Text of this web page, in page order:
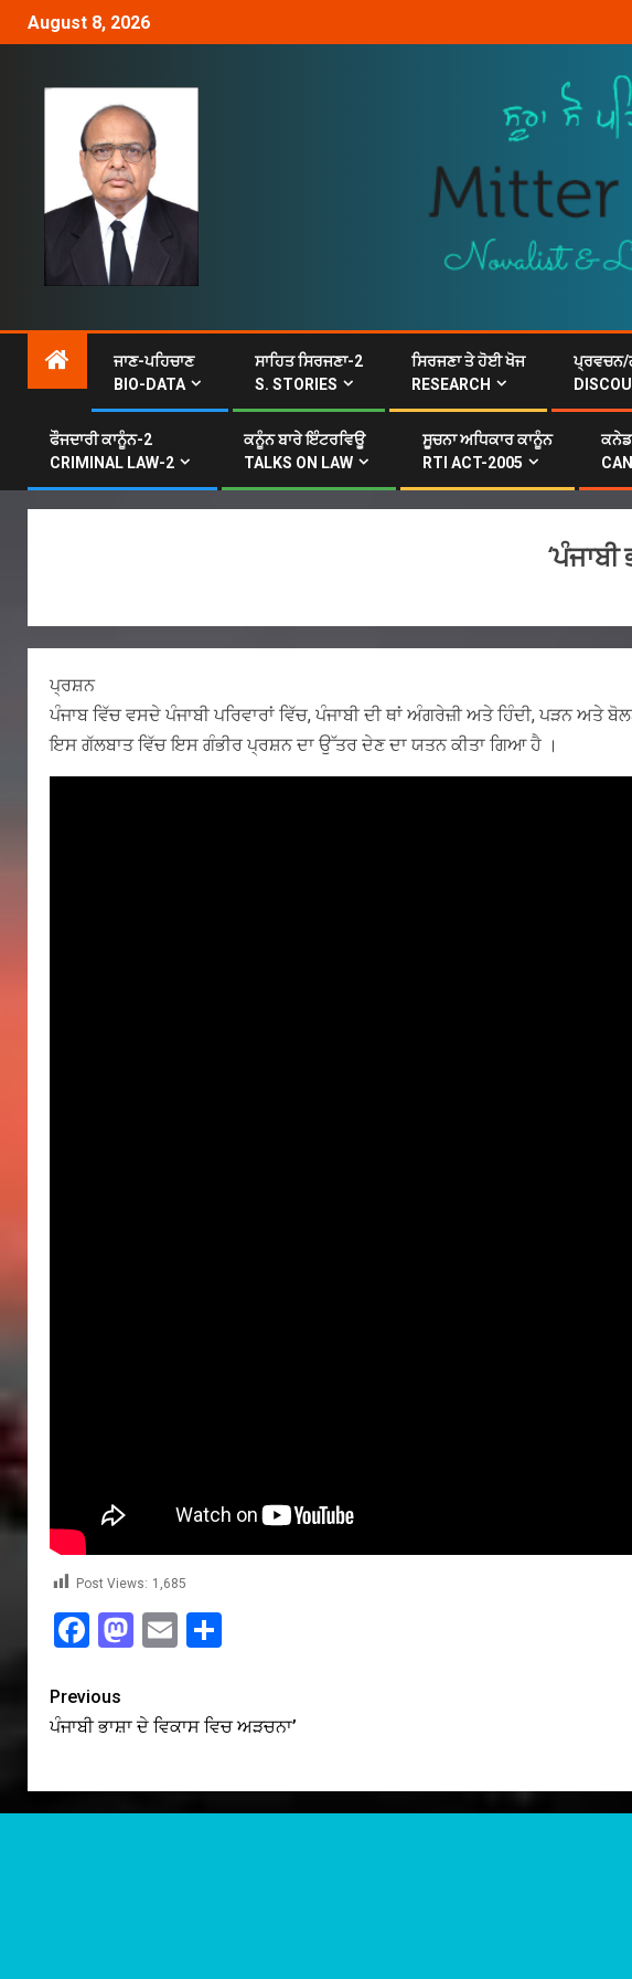
August 8, 2026
ਜਾਣ-ਪਹਿਚਾਣ
BIO-DATA
ਸਾਹਿਤ ਸਿਰਜਣਾ-2
S. STORIES
ਸਿਰਜਣਾ ਤੇ ਹੋਈ ਖੋਜ
RESEARCH
ਪ੍ਰਵਚਨ/
ਫੌਜਦਾਰੀ ਕਾਨੂੰਨ-2
CRIMINAL LAW-2
ਕਨੂੰਨ ਬਾਰੇ ਇੰਟਰਵਿਊ
TALKS ON LAW
ਸੂਚਨਾ ਅਧਿਕਾਰ ਕਾਨੂੰਨ
RTI ACT-2005
ਪ੍ਰਸ਼ਨ
ਪੰਜਾਬ ਵਿੱਚ ਵਸਦੇ ਪੰਜਾਬੀ ਪਰਿਵਾਰਾਂ ਵਿੱਚ, ਪੰਜਾਬੀ ਦੀ ਥਾਂ ਅੰਗਰੇਜ਼ੀ ਅਤੇ ਹਿੰਦੀ, ਪੜਨ
ਇਸ ਗੱਲਬਾਤ ਵਿੱਚ ਇਸ ਗੰਭੀਰ ਪ੍ਰਸ਼ਨ ਦਾ ਉੱਤਰ ਦੇਣ ਦਾ ਯਤਨ ਕੀਤਾ ਗਿਆ ਹੈ ।
Post Views: 1,685
Facebook
Mastodon
Email
Previous
ਪੰਜਾਬੀ ਭਾਸ਼ਾ ਦੇ ਵਿਕਾਸ ਵਿਚ ਅੜਚਨਾ’